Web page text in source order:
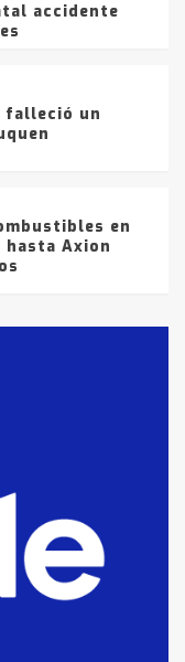
accidente
falleció un
en
hasta Axion
en la
el edificio de
del